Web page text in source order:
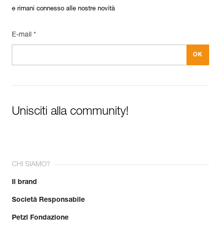
e rimani connesso alle nostre novità
E-mail *
Unisciti alla community!
CHI SIAMO?
Il brand
Società Responsabile
Petzl Fondazione